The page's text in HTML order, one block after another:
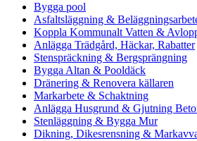
Bygga pool
Asfaltsläggning &
Koppla Kommunalt Vatten &
Anlägga Trädgård, Häckar, Rabatter
Stenspräckning & Bergsprängning
Bygga Altan & Pooldäck
Dränering & Renovera källaren
Markarbete & Schaktning
Anlägga Husgrund & Gjutning
Stenläggning & Bygga Mur
Dikning, Dikesrensning &